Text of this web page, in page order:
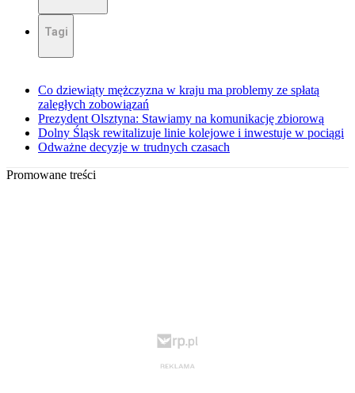
Tagi
Co dziewiąty mężczyzna w kraju ma problemy ze spłatą
zaległych zobowiązań
Prezydent Olsztyna: Stawiamy na komunikację zbiorową
Dolny Śląsk rewitalizuje linie kolejowe i inwestuje w pociągi
Odważne decyzje w trudnych czasach
Promowane treści